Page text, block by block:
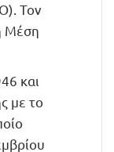
Τον
Μέση
και
με το